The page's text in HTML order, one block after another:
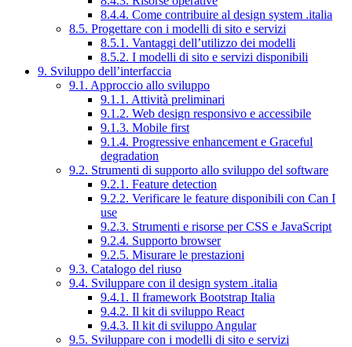
8.4.4. Come contribuire al design system .italia
8.5. Progettare con i modelli di sito e servizi
8.5.1. Vantaggi dell’utilizzo dei modelli
8.5.2. I modelli di sito e servizi disponibili
9. Sviluppo dell’interfaccia
9.1. Approccio allo sviluppo
9.1.1. Attività preliminari
9.1.2. Web design responsivo e accessibile
9.1.3. Mobile first
9.1.4. Progressive enhancement e Graceful
degradation
9.2. Strumenti di supporto allo sviluppo del software
9.2.1. Feature detection
9.2.2. Verificare le feature disponibili con Can I
use
9.2.3. Strumenti e risorse per CSS e JavaScript
9.2.4. Supporto browser
9.2.5. Misurare le prestazioni
9.3. Catalogo del riuso
9.4. Sviluppare con il design system .italia
9.4.1. Il framework Bootstrap Italia
9.4.2. Il kit di sviluppo React
9.4.3. Il kit di sviluppo Angular
9.5. Sviluppare con i modelli di sito e servizi